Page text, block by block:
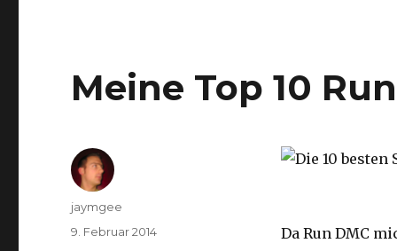
Meine Top 10
Da Run DMC
Autor
jaymgee
Veröffentlicht
9. Februar 2014